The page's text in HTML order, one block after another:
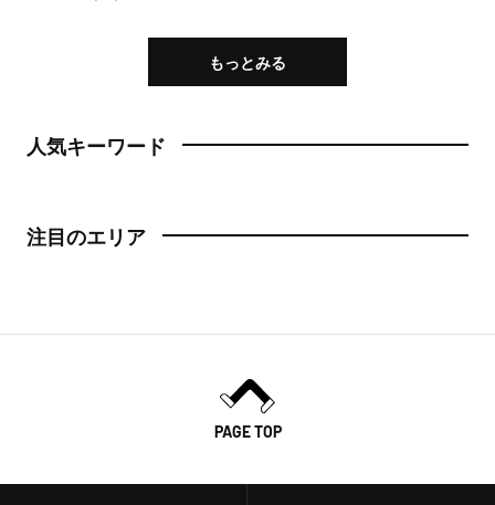
もっとみる
人気キーワード
注目のエリア
PAGE TOP